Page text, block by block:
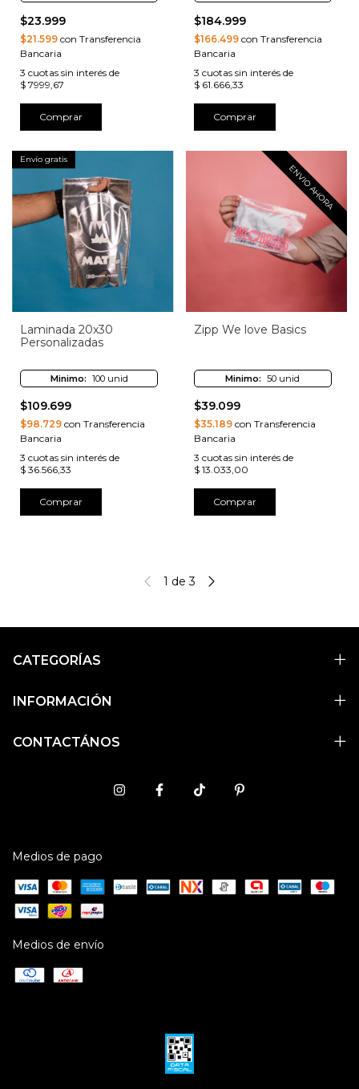
$23.999
$21.599 con Transferencia
Bancaria
3 cuotas sin interés de
$ 7999,67
Comprar
$184.999
$166.499con Transferencia
Bancaria
3 cuotas sin interés de
$ 61.666,33
Comprar
Envío gratis
Laminada 20x30
Personalizadas
Minimo: 100 unid
$109.699
$98.729 con Transferencia
Bancaria
3 cuotas sin interés de
$ 36.566,33
Comprar
ENVIO AHORA
Zipp We love Basics
Minimo: 50 unid
$39.099
$35.189con Transferencia
Bancaria
3 cuotas sin interés de
$ 13.033,00
Comprar
1 de 3
CATEGORÍAS
INFORMACIÓN
CONTACTÁNOS
Medios de pago
Medios de envío